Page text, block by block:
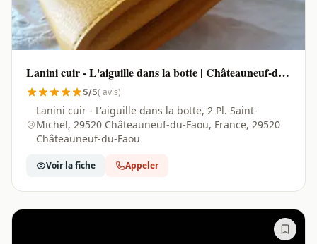
Lanini cuir - L'aiguille dans la botte | Châteauneuf-du-
Faou - 295205/5( avis)
Lanini cuir - L'aiguille dans la botte, 2 Pl. Saint-
Michel, 29520 Châteauneuf-du-Faou, France, 29520
Châteauneuf-du-Faou
Voir la fiche Appeler